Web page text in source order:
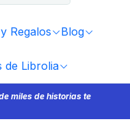
Regalos Blog
de Librolia
miles de historias te